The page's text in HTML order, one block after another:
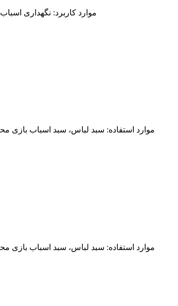
موارد کاربرد: نگهداری
موارد استفاده: سبد لباس، سبد اسباب بازی
موارد استفاده: سبد لباس، سبد اسباب بازی